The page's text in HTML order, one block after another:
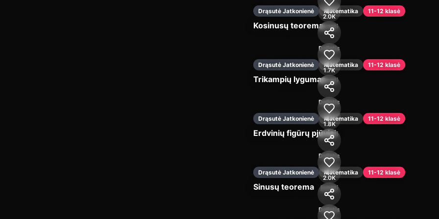
Įjungti
Drąsutė Jatkonienė Matematika 11-12 klasė
Kosinusų teorema
2.0K
Dalintis
Įjungti
Drąsutė Jatkonienė Matematika 11-12 klasė
Trikampių lygumas
1.7K
Dalintis
Įjungti
Drąsutė Jatkonienė Matematika 11-12 klasė
Erdvinių figūrų pjūviai
1.8K
Dalintis
Įjungti
Drąsutė Jatkonienė Matematika 11-12 klasė
Sinusų teorema
2.0K
Dalintis